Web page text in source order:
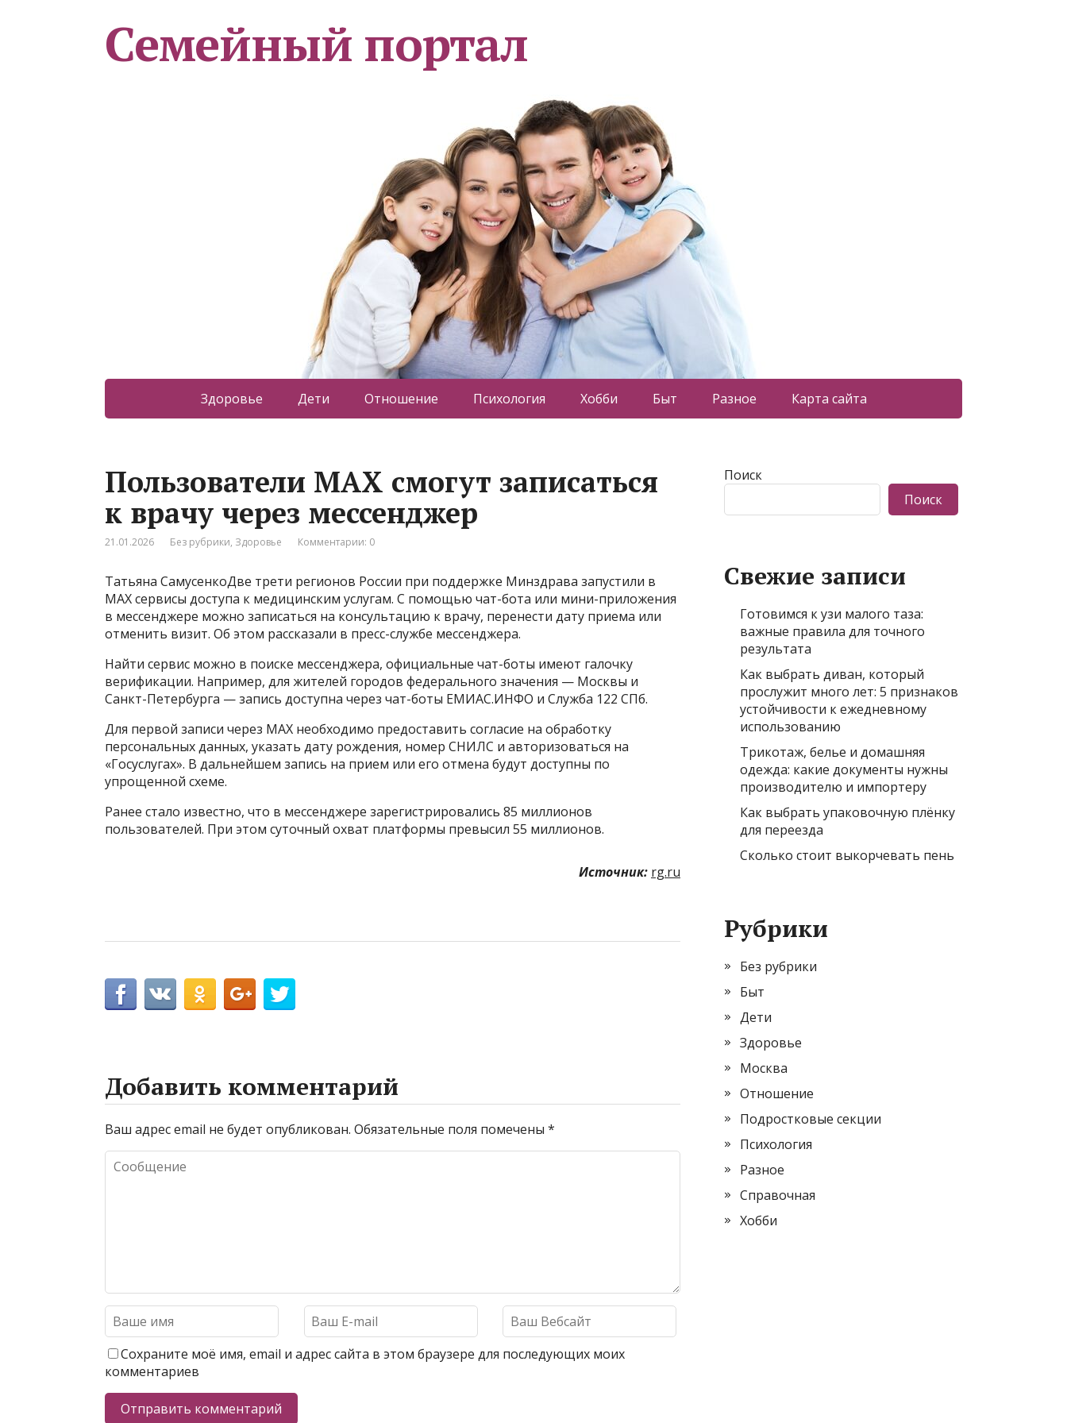
Семейный портал
Здоровье Дети Отношение Психология Хобби Быт Разное Карта сайта
Пользователи МАХ смогут записаться
к врачу через мессенджер
21.01.2026 Без рубрики, Здоровье Комментарии: 0
Татьяна СамусенкоДве трети регионов России при поддержке Минздрава запустили в
МАХ сервисы доступа к медицинским услугам. С помощью чат-бота или мини-приложения
в мессенджере можно записаться на консультацию к врачу, перенести дату приема или
отменить визит. Об этом рассказали в пресс-службе мессенджера.
Найти сервис можно в поиске мессенджера, официальные чат-боты имеют галочку
верификации. Например, для жителей городов федерального значения — Москвы и
Санкт-Петербурга — запись доступна через чат-боты ЕМИАС.ИНФО и Служба 122 СПб.
Для первой записи через МАХ необходимо предоставить согласие на обработку
персональных данных, указать дату рождения, номер СНИЛС и авторизоваться на
«Госуслугах». В дальнейшем запись на прием или его отмена будут доступны по
упрощенной схеме.
Ранее стало известно, что в мессенджере зарегистрировались 85 миллионов
пользователей. При этом суточный охват платформы превысил 55 миллионов.
Источник: rg.ru
Добавить комментарий
Ваш адрес email не будет опубликован. Обязательные поля помечены *
Сохраните моё имя, email и адрес сайта в этом браузере для последующих моих
комментариев
Поиск
Поиск
Свежие записи
Готовимся к узи малого таза:
важные правила для точного
результата
Как выбрать диван, который
прослужит много лет: 5 признаков
устойчивости к ежедневному
использованию
Трикотаж, белье и домашняя
одежда: какие документы нужны
производителю и импортеру
Как выбрать упаковочную плёнку
для переезда
Сколько стоит выкорчевать пень
Рубрики
Без рубрики
Быт
Дети
Здоровье
Москва
Отношение
Подростковые секции
Психология
Разное
Справочная
Хобби